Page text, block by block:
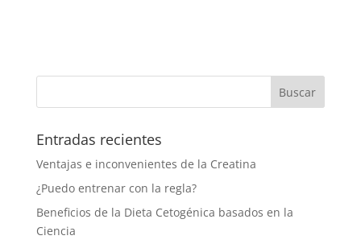
Entradas recientes
Ventajas e inconvenientes de la Creatina
¿Puedo entrenar con la regla?
Beneficios de la Dieta Cetogénica basados en la
Ciencia